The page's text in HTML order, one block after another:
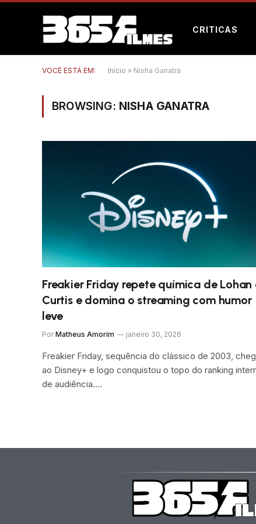
CRITICAS
VOCÊ ESTÁ EM: Início » Nisha Ganatra
BROWSING: NISHA GANATRA
Freakier Friday repete química de Lohan
Curtis e domina o streaming com humor
leve
Por Matheus Amorim janeiro 30, 2026
Freakier Friday, sequência do clássico de 2003,
ao Disney+ e logo conquistou o topo do ranking
de audiência.…